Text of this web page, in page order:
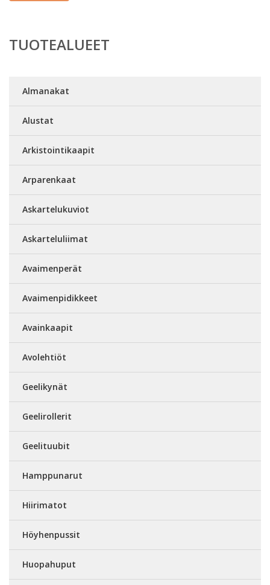
TUOTEALUEET
Almanakat
Alustat
Arkistointikaapit
Arparenkaat
Askartelukuviot
Askarteluliimat
Avaimenperät
Avaimenpidikkeet
Avainkaapit
Avolehtiöt
Geelikynät
Geelirollerit
Geelituubit
Hamppunarut
Hiirimatot
Höyhenpussit
Huopahuput